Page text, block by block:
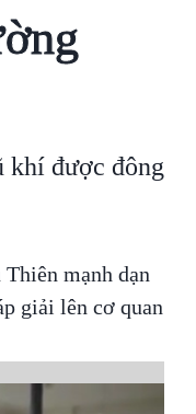
khí được đông
mạnh dạn
giải lên cơ quan